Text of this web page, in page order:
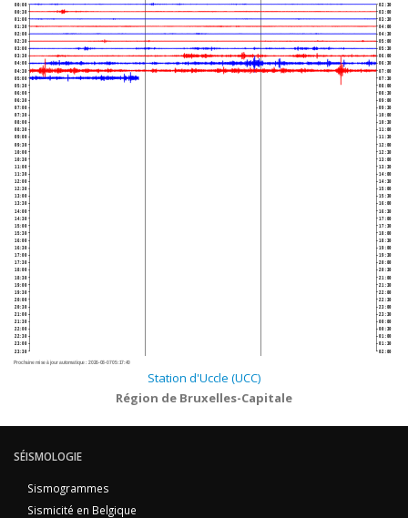
00:00
00:30
01:00
01:30
02:00
02:30
03:00
03:30
04:00
04:30
05:00
05:30
06:00
06:30
07:00
07:30
08:00
08:30
09:00
09:30
10:00
10:30
11:00
11:30
12:00
12:30
13:00
13:30
14:00
14:30
15:00
15:30
16:00
16:30
17:00
17:30
18:00
18:30
19:00
19:30
20:00
20:30
21:00
21:30
22:00
22:30
23:00
23:30
02:30
03:00
03:30
04:00
04:30
05:00
05:30
06:00
06:30
07:00
07:30
08:00
08:30
09:00
09:30
10:00
10:30
11:00
11:30
12:00
12:30
13:00
13:30
14:00
14:30
15:00
15:30
16:00
16:30
17:00
17:30
18:00
18:30
19:00
19:30
20:00
20:30
21:00
21:30
22:00
22:30
23:00
23:30
00:00
00:30
01:00
01:30
02:00
Prochaine mise à jour automatique :2026-08-07 05:17:40
Station d'Uccle (UCC)
Région de Bruxelles-Capitale
SÉISMOLOGIE
Sismogrammes
Sismicité en Belgique